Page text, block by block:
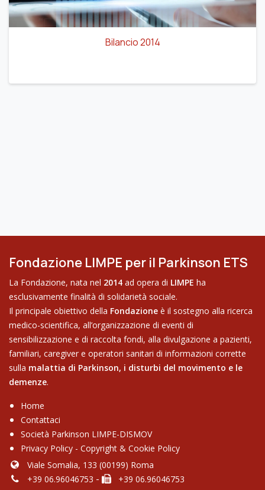
Bilancio 2014
Fondazione LIMPE per il Parkinson ETS
La Fondazione, nata nel 2014 ad opera di LIMPE ha
esclusivamente finalità di solidarietà sociale.
Il principale obiettivo della Fondazione è il sostegno alla ricerca
medico-scientifica, all’organizzazione di eventi di
sensibilizzazione e di raccolta fondi, alla divulgazione a pazienti,
familiari, caregiver e operatori sanitari di informazioni corrette
sulla malattia di Parkinson, i disturbi del movimento e le
demenze.
Home
Contattaci
Soci​età Parkinson LIMPE-DISMOV
Privacy Policy - Copyright & Cookie Policy
Viale Somalia, 133 (00199) Roma
+39 06.96046753 -
+39 06.96046753